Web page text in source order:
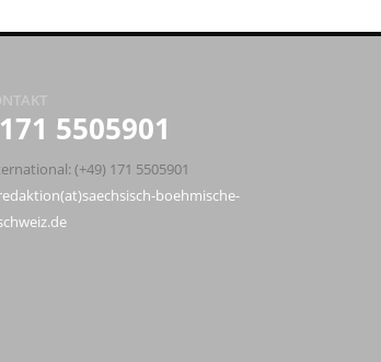
5505901
(+49) 171 5505901
boehmische-